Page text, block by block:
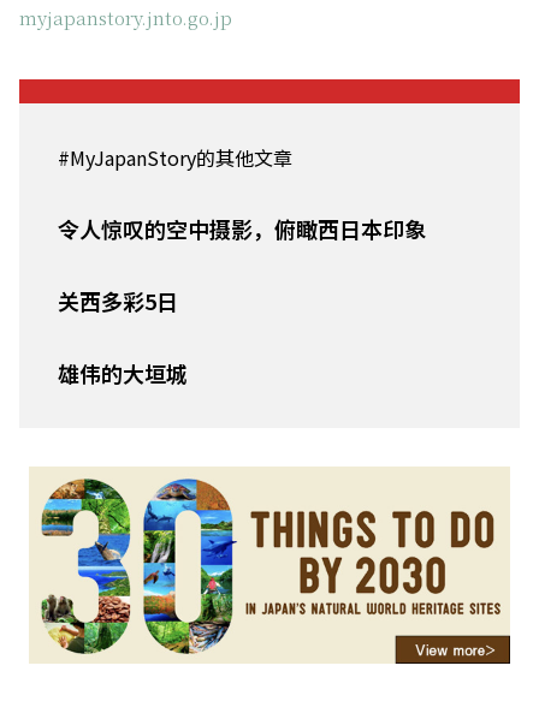
myjapanstory.jnto.go.jp
#MyJapanStory的其他文章
令人惊叹的空中摄影，俯瞰西日本印象
关西多彩5日
雄伟的大垣城